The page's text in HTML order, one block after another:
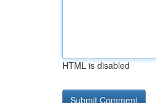
HTML is disabled